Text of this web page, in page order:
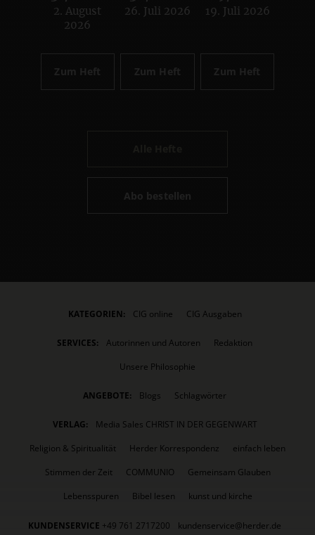
:
2. August
2026
Zum Heft
:
26. Juli 2026
Zum Heft
:
19. Juli 2026
Zum Heft
Abo bestellen
KATEGORIEN: CIG online CIG Ausgaben
SERVICES: Autorinnen und Autoren
Redaktion
Unsere Philosophie
ANGEBOTE: Blogs Schlagwörter
VERLAG:
Media Sales CHRIST IN DER GEGENWART
Religion & Spiritualität
Herder Korrespondenz
einfach leben
Stimmen der Zeit
COMMUNIO
Gemeinsam Glauben
Lebensspuren
Bibel lesen kunst und kirche
KUNDENSERVICE +49 761 2717200
kundenservice@herder.de